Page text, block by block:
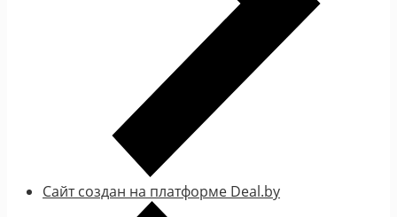
Сайт создан на платформе Deal.by